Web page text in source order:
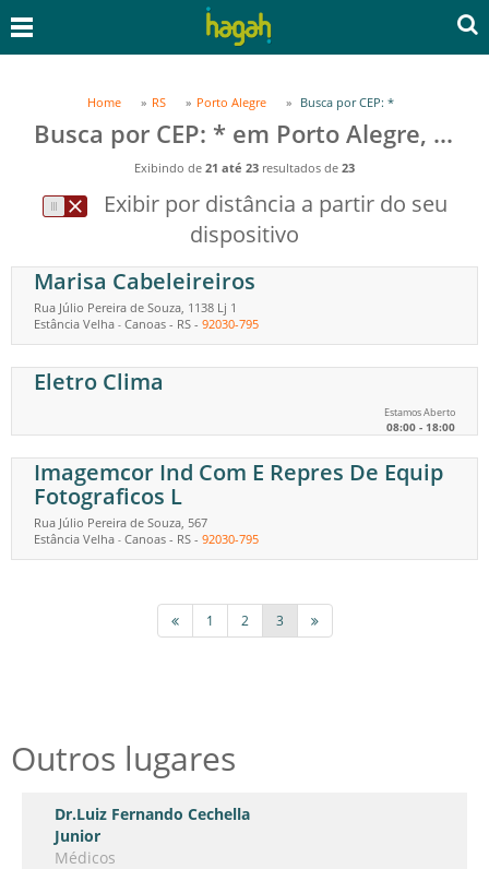
Home RS Porto Alegre Busca por CEP: *
Busca por CEP: * em Porto Alegre, RS
Exibindo de 21 até 23 resultados de 23
Exibir por distância a partir do seu
dispositivo
Marisa Cabeleireiros
Rua Júlio Pereira de Souza, 1138 Lj 1
Estância Velha - Canoas - RS - 92030-795
Eletro Clima
Estamos Aberto
08:00 - 18:00
Imagemcor Ind Com E Repres De Equip
Fotograficos L
Rua Júlio Pereira de Souza, 567
Estância Velha - Canoas - RS - 92030-795
1 2 3
Outros lugares
Dr.Luiz Fernando Cechella
Junior
Médicos